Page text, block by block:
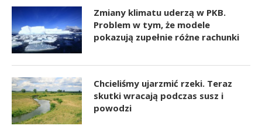
Zmiany klimatu uderzą w PKB.
Problem w tym, że modele
pokazują zupełnie różne rachunki
Chcieliśmy ujarzmić rzeki. Teraz
skutki wracają podczas susz i
powodzi